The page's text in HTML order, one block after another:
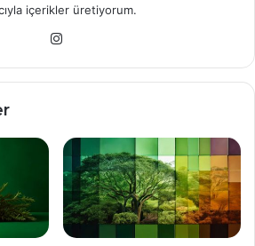
içerikler üretiyorum.